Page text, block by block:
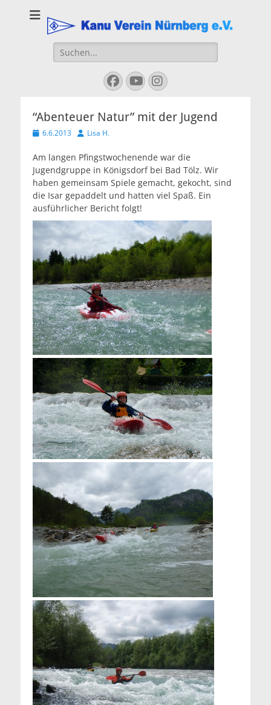
Kanu Verein
Nuernberg
Suchen
nach:
Facebook
YouTube
Instagram
“Abenteuer Natur” mit der Jugend
Veröffentlicht
6.6.2013 AutorLisa H.
Am langen Pfingstwochenende war die
Jugendgruppe in Königsdorf bei Bad Tölz. Wir
haben gemeinsam Spiele gemacht, gekocht, sind
die Isar gepaddelt und hatten viel Spaß. Ein
ausführlicher Bericht folgt!